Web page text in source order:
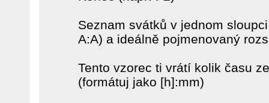
Seznam svátků v jednom
A:A) a ideálně pojmenovaný
Tento vzorec ti vrátí kolik času
(formátuj jako [h]:mm)